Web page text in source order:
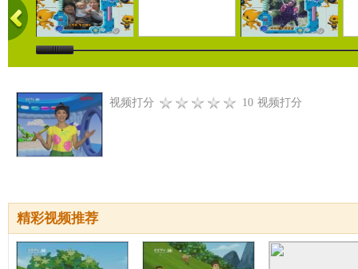
视频打分 10 视频打分
精彩视频推荐